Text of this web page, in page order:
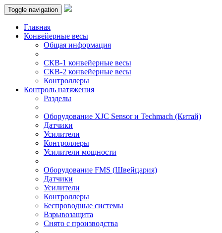
Toggle navigation
Главная
Конвейерные весы
Общая информация
СКВ-1 конвейерные весы
СКВ-2 конвейерные весы
Контроллеры
Контроль натяжения
Разделы
Оборудование XJC Sensor и Techmach (Китай)
Датчики
Усилители
Контроллеры
Усилители мощности
Оборудование FMS (Швейцария)
Датчики
Усилители
Контроллеры
Беспроводные системы
Взрывозащита
Снято с производства